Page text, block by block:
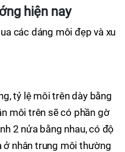
hiện nay
các dáng môi đẹp và xu
tỷ lệ môi trên dày bằng
môi trên sẽ có phần gờ
2 nửa bằng nhau, có độ
nhân trung môi thường